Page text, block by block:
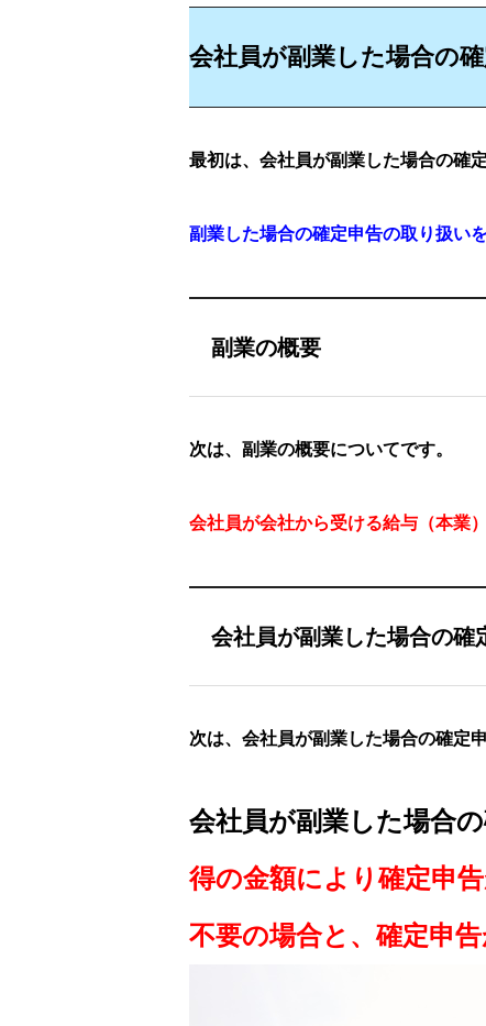
会社員が副業した場合の
最初は、会社員が副業した場合の確
副業した場合の確定申告の取り扱い
副業の概要
次は、副業の概要についてです。
会社員が会社から受ける給与（本業
会社員が副業した場合の確
次は、会社員が副業した場合の確定
会社員が副業した場合
得の金額により確定申
不要の場合と、確定申